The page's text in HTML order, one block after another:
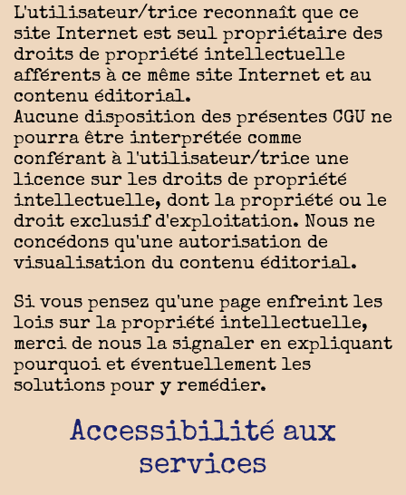
L'utilisateur/trice reconnaît que ce
site Internet est seul propriétaire des
droits de propriété intellectuelle
afférents à ce même site Internet et au
contenu éditorial.
Aucune disposition des présentes CGU ne
pourra être interprétée comme
conférant à l'utilisateur/trice une
licence sur les droits de propriété
intellectuelle, dont la propriété ou le
droit exclusif d'exploitation. Nous ne
concédons qu'une autorisation de
visualisation du contenu éditorial.
Si vous pensez qu'une page enfreint les
lois sur la propriété intellectuelle,
merci de nous la signaler en expliquant
pourquoi et éventuellement les
solutions pour y remédier.
Accessibilité aux
services